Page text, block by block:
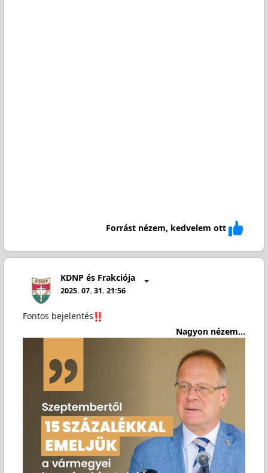
Forrást nézem, kedvelem ott
KDNP és Frakciója
2025. 07. 31. 21:56
Fontos bejelentés
Nagyon nézem...